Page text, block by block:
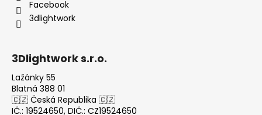
Facebook
3dlightwork
3Dlightwork s.r.o.
Lažánky 55
Blatná 388 01
🇨🇿 Česká Republika 🇨🇿
IČ.: 19524650, DIČ.: CZ19524650